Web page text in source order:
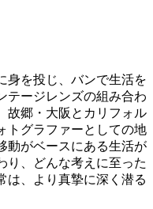
身を投じ、バンで生活を
テージレンズの組み合わ
故郷・大阪とカリフォル
トグラファーとしての地
動がベースにある生活が
り、どんな考えに至った
は、より真摯に深く潜る